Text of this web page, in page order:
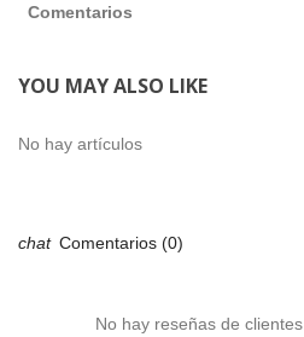
Comentarios
YOU MAY ALSO LIKE
No hay artículos
Comentarios (0)
No hay reseñas de